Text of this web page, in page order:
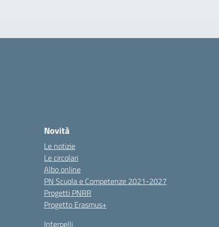
Novità
Le notizie
Le circolari
Albo online
PN Scuola e Competenze 2021-2027
Progetti PNRR
Progetto Erasmus+
Interpelli